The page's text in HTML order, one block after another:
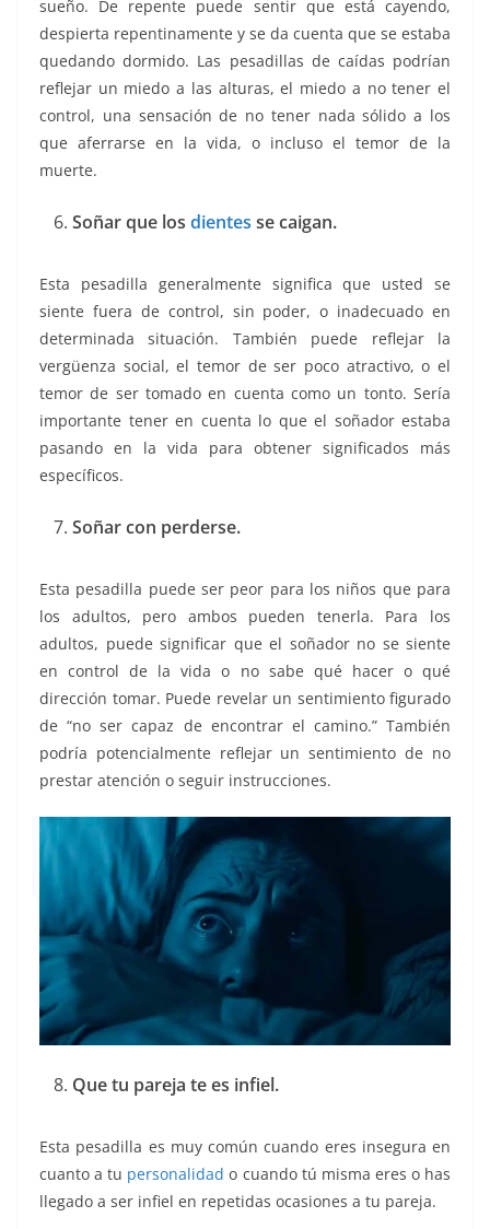
sueño. De repente puede sentir que está cayendo,
despierta repentinamente y se da cuenta que se estaba
quedando dormido. Las pesadillas de caídas podrían
reflejar un miedo a las alturas, el miedo a no tener el
control, una sensación de no tener nada sólido a los
que aferrarse en la vida, o incluso el temor de la
muerte.
Soñar que los dientes se caigan.
Esta pesadilla generalmente significa que usted se
siente fuera de control, sin poder, o inadecuado en
determinada situación. También puede reflejar la
vergüenza social, el temor de ser poco atractivo, o el
temor de ser tomado en cuenta como un tonto. Sería
importante tener en cuenta lo que el soñador estaba
pasando en la vida para obtener significados más
específicos.
Soñar con perderse.
Esta pesadilla puede ser peor para los niños que para
los adultos, pero ambos pueden tenerla. Para los
adultos, puede significar que el soñador no se siente
en control de la vida o no sabe qué hacer o qué
dirección tomar. Puede revelar un sentimiento figurado
de “no ser capaz de encontrar el camino.” También
podría potencialmente reflejar un sentimiento de no
prestar atención o seguir instrucciones.
Que tu pareja te es infiel.
Esta pesadilla es muy común cuando eres insegura en
cuanto a tu personalidad o cuando tú misma eres o has
llegado a ser infiel en repetidas ocasiones a tu pareja.